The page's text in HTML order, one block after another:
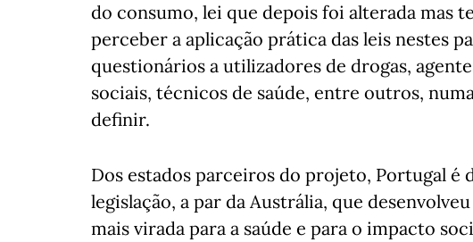
do consumo, lei que depois foi alterada mas
perceber a aplicação prática das leis nestes
questionários a utilizadores de drogas,
sociais, técnicos de saúde, entre outros,
definir.
Dos estados parceiros do projeto, Portugal é
legislação, a par da Austrália, que
mais virada para a saúde e para o impacto